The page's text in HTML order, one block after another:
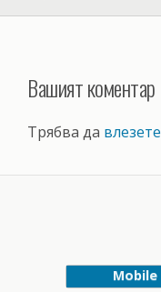
Вашият коментар
Трябва да влезете
Mobile